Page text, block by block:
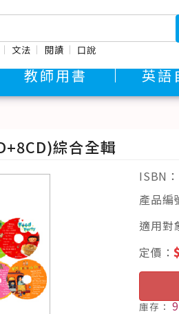
文法 閱讀 口說
教師用書 英語
綜合全輯
ISBN：
產品編
適用對
定價：
庫存： 9